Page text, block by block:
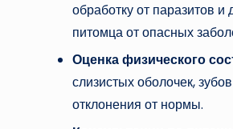
обработку от паразитов
питомца от опасных
Оценка физического
слизистых оболочек,
отклонения от нормы.